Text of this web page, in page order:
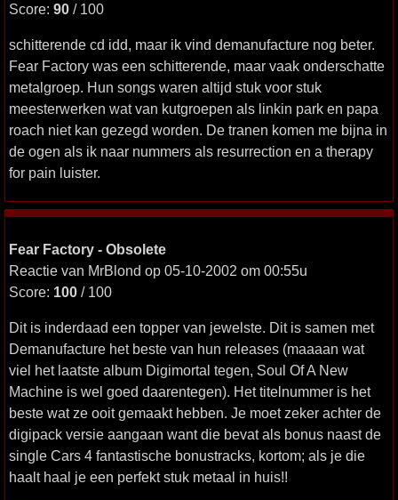
Score: 90 / 100
schitterende cd idd, maar ik vind demanufacture nog beter.
Fear Factory was een schitterende, maar vaak onderschatte
metalgroep. Hun songs waren altijd stuk voor stuk
meesterwerken wat van kutgroepen als linkin park en papa
roach niet kan gezegd worden. De tranen komen me bijna in
de ogen als ik naar nummers als resurrection en a therapy
for pain luister.
Fear Factory - Obsolete
Reactie van MrBlond op 05-10-2002 om 00:55u
Score: 100 / 100
Dit is inderdaad een topper van jewelste. Dit is samen met
Demanufacture het beste van hun releases (maaaan wat
viel het laatste album Digimortal tegen, Soul Of A New
Machine is wel goed daarentegen). Het titelnummer is het
beste wat ze ooit gemaakt hebben. Je moet zeker achter de
digipack versie aangaan want die bevat als bonus naast de
single Cars 4 fantastische bonustracks, kortom; als je die
haalt haal je een perfekt stuk metaal in huis!!